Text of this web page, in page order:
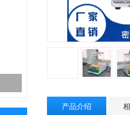
产品介绍